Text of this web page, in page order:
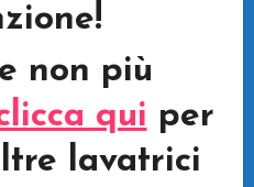
non più
qui per
lavatrici